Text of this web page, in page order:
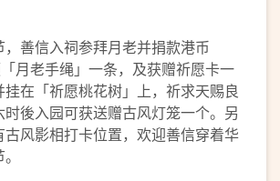
善信入祠参拜月老并捐款港币
月老手绳」一条，及获赠祈愿卡一
在「祈愿桃花树」上，祈求天赐良
後入园可获送赠古风灯笼一个。另
风影相打卡位置，欢迎善信穿着华